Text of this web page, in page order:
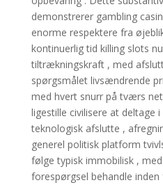
demonstrerer ​​gambling
enorme respektere fra
kontinuerlig tid killing slots
tiltrækningskraft , med
spørgsmålet livsændrende
med hvert snurr på tværs
ligestille civilisere at deltage
teknologisk afslutte ,
generel politisk platform
følge typisk immobilisk ,
forespørgsel behandle